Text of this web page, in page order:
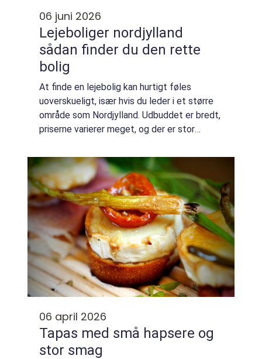
06 juni 2026
Lejeboliger nordjylland
sådan finder du den rette
bolig
At finde en lejebolig kan hurtigt føles
uoverskueligt, især hvis du leder i et større
område som Nordjylland. Udbuddet er bredt,
priserne varierer meget, og der er stor
by eller ude på landet. Alligevel ...
06 april 2026
Tapas med små hapsere og
stor smag